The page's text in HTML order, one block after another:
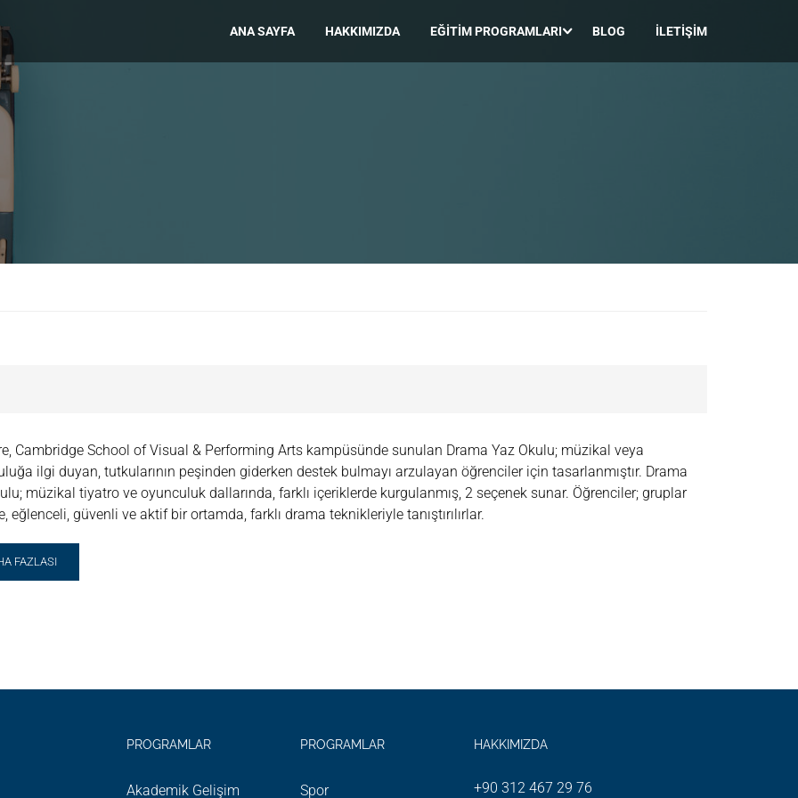
ANA SAYFA HAKKIMIZDA EĞITIM PROGRAMLARI BLOG İLETIŞIM
Cambridge School of Visual & Performing Arts kampüsünde sunulan Drama Yaz Okulu; müzikal veya
ilgi duyan, tutkularının peşinden giderken destek bulmayı arzulayan öğrenciler için tasarlanmıştır. Drama
müzikal tiyatro ve oyunculuk dallarında, farklı içeriklerde kurgulanmış, 2 seçenek sunar. Öğrenciler; gruplar
eğlenceli, güvenli ve aktif bir ortamda, farklı drama teknikleriyle tanıştırılırlar.
FAZLASI
PROGRAMLAR
Akademik Gelişim
PROGRAMLAR
Spor
HAKKIMIZDA
+90 312 467 29 76